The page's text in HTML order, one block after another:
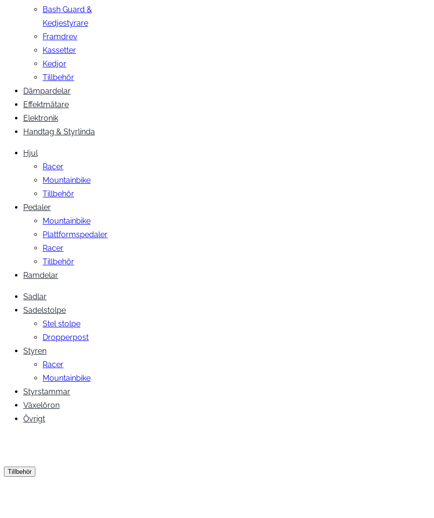
Bash Guard &
Kedjestyrare
Framdrev
Kassetter
Kedjor
Tillbehör
Dämpardelar
Effektmätare
Elektronik
Handtag & Styrlinda
Hjul
Racer
Mountainbike
Tillbehör
Pedaler
Mountainbike
Plattformspedaler
Racer
Tillbehör
Ramdelar
Sadlar
Sadelstolpe
Stel stolpe
Dropperpost
Styren
Racer
Mountainbike
Styrstammar
Växelöron
Övrigt
Tillbehör